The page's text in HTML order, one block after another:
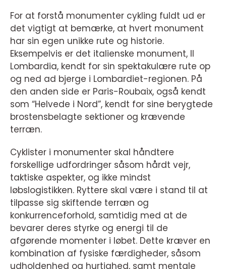
For at forstå monumenter cykling fuldt ud er
det vigtigt at bemærke, at hvert monument
har sin egen unikke rute og historie.
Eksempelvis er det italienske monument, Il
Lombardia, kendt for sin spektakulære rute op
og ned ad bjerge i Lombardiet-regionen. På
den anden side er Paris-Roubaix, også kendt
som “Helvede i Nord”, kendt for sine berygtede
brostensbelagte sektioner og krævende
terræn.
Cyklister i monumenter skal håndtere
forskellige udfordringer såsom hårdt vejr,
taktiske aspekter, og ikke mindst
løbslogistikken. Ryttere skal være i stand til at
tilpasse sig skiftende terræn og
konkurrenceforhold, samtidig med at de
bevarer deres styrke og energi til de
afgørende momenter i løbet. Dette kræver en
kombination af fysiske færdigheder, såsom
udholdenhed og hurtighed, samt mentale